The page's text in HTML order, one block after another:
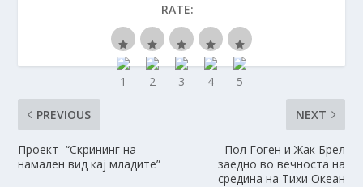
RATE:
PREVIOUS
Проект -“Скрининг на
намален вид кај младите”
NEXT
Пол Гоген и Жак Брел
заедно во вечноста на
средина на Тихи Океан